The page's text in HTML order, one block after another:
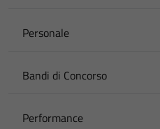
Personale
Bandi di Concorso
Performance